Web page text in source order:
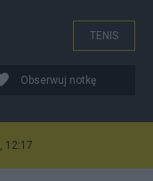
TENIS
Obserwuj notkę
12:17